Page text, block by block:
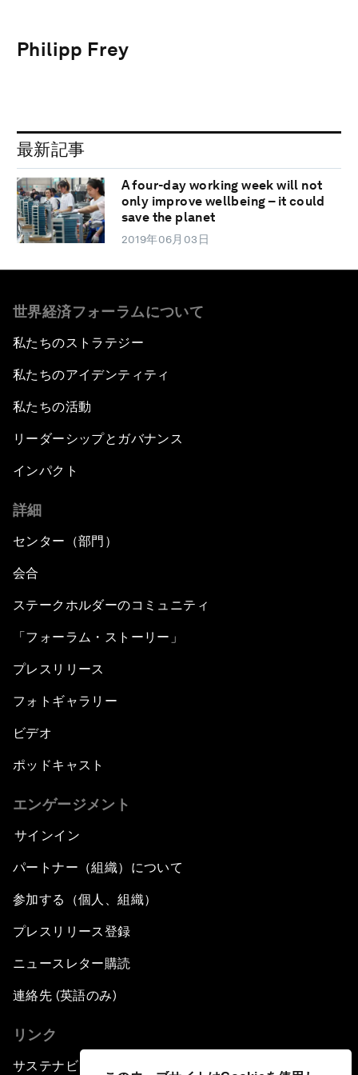
Philipp Frey
最新記事
A four-day working week will not
only improve wellbeing – it could
save the planet
2019年06月03日
世界経済フォーラムについて
私たちのストラテジー
私たちのアイデンティティ
私たちの活動
リーダーシップとガバナンス
インパクト
詳細
センター（部門）
会合
ステークホルダーのコミュニティ
「フォーラム・ストーリー」
プレスリリース
フォトギャラリー
ビデオ
ポッドキャスト
エンゲージメント
サインイン
パートナー（組織）について
参加する（個人、組織）
プレスリリース登録
ニュースレター購読
連絡先 (英語のみ)
リンク
サステナビリティへの取り組み